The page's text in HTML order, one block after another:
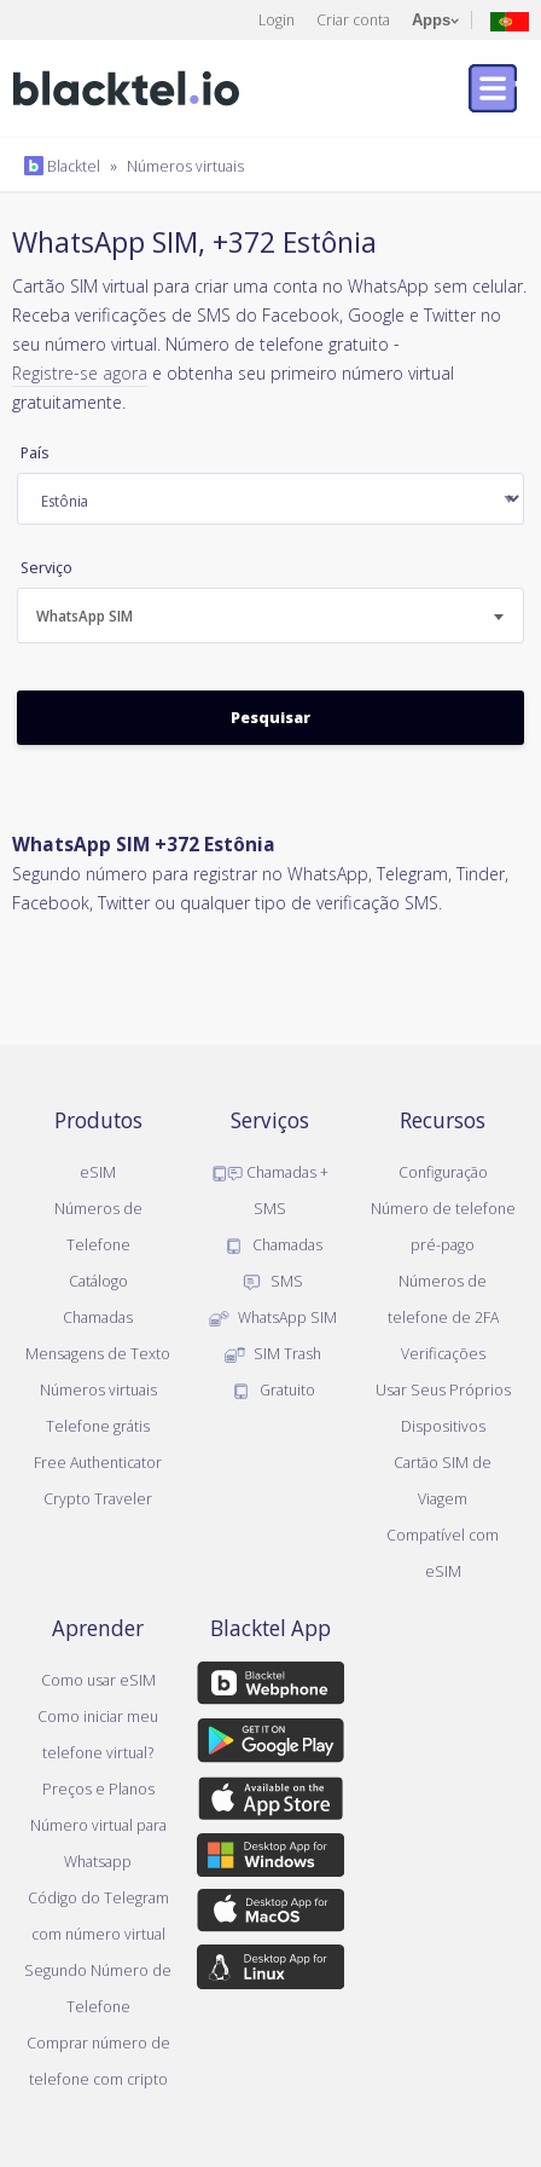
Login Criar conta Apps
Blacktel » Números virtuais
WhatsApp SIM, +372 Estônia
Cartão SIM virtual para criar uma conta no WhatsApp sem celular.
Receba verificações de SMS do Facebook, Google e Twitter no
seu número virtual. Número de telefone gratuito -
Registre-se agora e obtenha seu primeiro número virtual
gratuitamente.
País
Serviço
WhatsApp SIM
WhatsApp SIM +372 Estônia
Segundo número para registrar no WhatsApp, Telegram, Tinder,
Facebook, Twitter ou qualquer tipo de verificação SMS.
Produtos
eSIM
Números de
Telefone
Catálogo
Chamadas
Mensagens de Texto
Números virtuais
Telefone grátis
Free Authenticator
Crypto Traveler
Serviços
Chamadas +
SMS
Chamadas
SMS
WhatsApp SIM
SIM Trash
Gratuito
Recursos
Configuração
Número de telefone
pré-pago
Números de
telefone de 2FA
Verificações
Usar Seus Próprios
Dispositivos
Cartão SIM de
Viagem
Compatível com
eSIM
Aprender
Como usar eSIM
Como iniciar meu
telefone virtual?
Preços e Planos
Número virtual para
Whatsapp
Código do Telegram
com número virtual
Segundo Número de
Telefone
Comprar número de
telefone com cripto
Blacktel App